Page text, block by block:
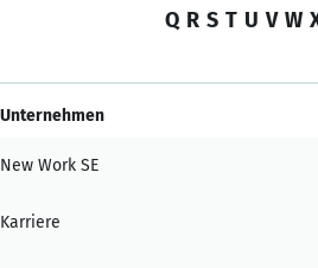
Q R S T U V W
Unternehmen
New Work SE
Karriere